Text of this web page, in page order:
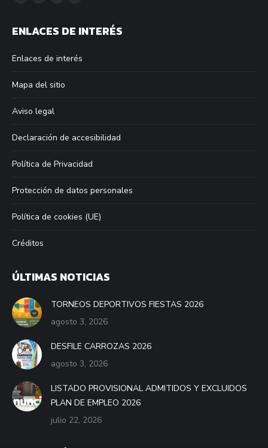
Facebook
opens
new
window
YouTube
opens
new
window
Instagram
opens
new
window
Mail
opens
new
ENLACES DE INTERÉS
Enlaces de interés
Mapa del sitio
Aviso legal
Declaración de accesibilidad
Política de Privacidad
Protección de datos personales
Política de cookies (UE)
Créditos
ÚLTIMAS NOTICIAS
TORNEOS DEPORTIVOS FIESTAS 2026
agosto 3, 2026
DESFILE CARROZAS 2026
agosto 3, 2026
LISTADO PROVISIONAL ADMITIDOS Y EXCLUIDOS
PLAN DE EMPLEO 2026
julio 22, 2026